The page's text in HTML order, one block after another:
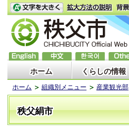
ホーム くらしの情報
ホーム 組織別メニュー 産業観光部
秩父絹市